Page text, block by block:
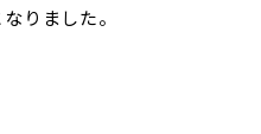
りました。